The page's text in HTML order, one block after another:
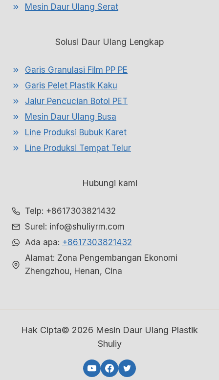
Mesin Daur Ulang Serat
Solusi Daur Ulang Lengkap
Garis Granulasi Film PP PE
Garis Pelet Plastik Kaku
Jalur Pencucian Botol PET
Mesin Daur Ulang Busa
Line Produksi Bubuk Karet
Line Produksi Tempat Telur
Hubungi kami
Telp: +8617303821432
Surel: info@shuliyrm.com
Ada apa: +8617303821432
Alamat: Zona Pengembangan Ekonomi
Zhengzhou, Henan, Cina
Hak Cipta© 2026 Mesin Daur Ulang Plastik
Shuliy